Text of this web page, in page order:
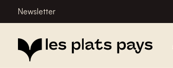
Newsletter